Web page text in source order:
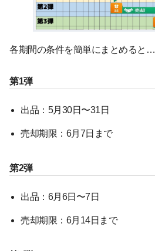
各期間の条件を簡単にまとめると…
第1弾
出品：5月30日〜31日
売却期限：6月7日まで
第2弾
出品：6月6日〜7日
売却期限：6月14日まで